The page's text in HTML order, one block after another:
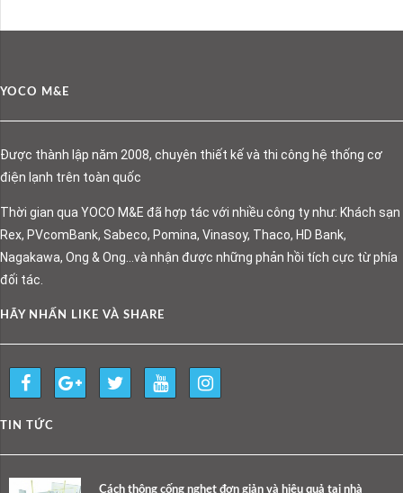
YOCO M&E
Được thành lập năm 2008, chuyên thiết kế và thi công hệ thống cơ
điện lạnh trên toàn quốc
Thời gian qua YOCO M&E đã hợp tác với nhiều công ty như: Khách sạn
Rex, PVcomBank, Sabeco, Pomina, Vinasoy, Thaco, HD Bank,
Nagakawa, Ong & Ong…và nhận được những phản hồi tích cực từ phía
đối tác.
HÃY NHẤN LIKE VÀ SHARE
TIN TỨC
Cách thông cống nghẹt đơn giản và hiệu quả tại nhà